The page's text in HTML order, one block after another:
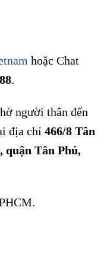
hoặc Chat
.
người thân đến
địa chỉ 466/8 Tân
quận Tân Phú,